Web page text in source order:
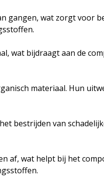
gangen, wat zorgt voor
wat bijdraagt aan de
materiaal. Hun
bestrijden van
af, wat helpt bij het